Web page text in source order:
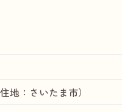
地：さいたま市）